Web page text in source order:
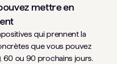
mettre en
qui prennent la
que vous pouvez
60 ou 90 prochains jours.